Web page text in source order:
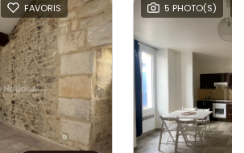
FAVORIS 5 PHOTO(S)